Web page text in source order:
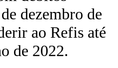
dezembro de
ao Refis até
de 2022.